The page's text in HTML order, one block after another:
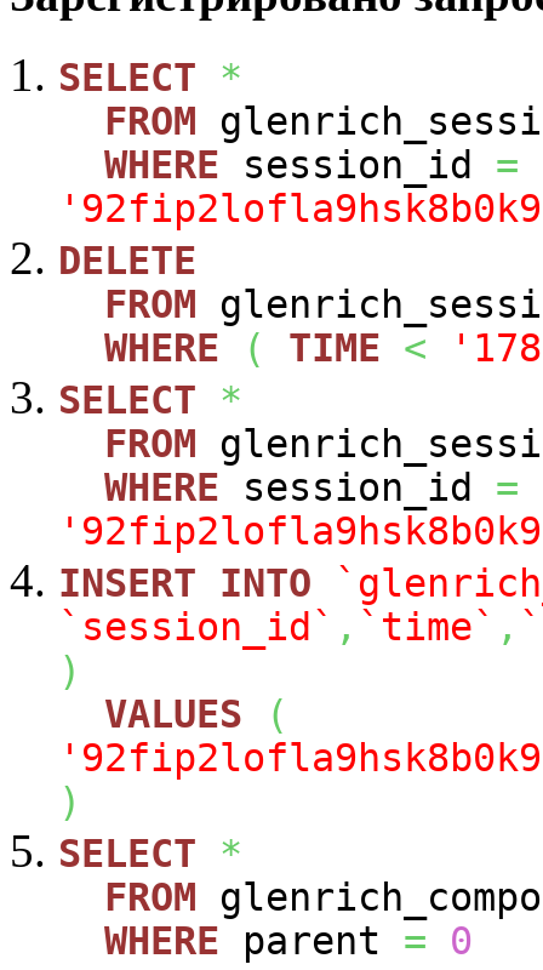
SELECT
*
FROM
WHERE session_id =
DELETE
FROM
WHERE
( TIME <
SELECT
*
FROM
WHERE session_id =
INSERT
INTO
`session_id` , `time` ,
)
VALUES
(
)
SELECT
*
FROM
WHERE parent =
0